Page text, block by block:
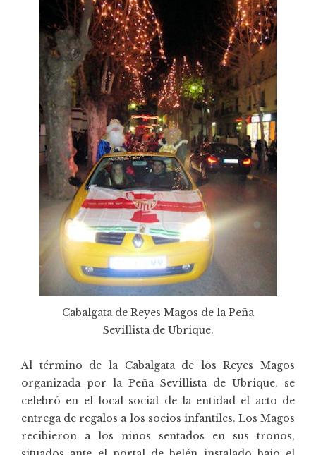
Cabalgata de Reyes Magos de la Peña
Sevillista de Ubrique.
Al término de la Cabalgata de los Reyes Magos
organizada por la Peña Sevillista de Ubrique, se
celebró en el local social de la entidad el acto de
entrega de regalos a los socios infantiles. Los Magos
recibieron a los niños sentados en sus tronos,